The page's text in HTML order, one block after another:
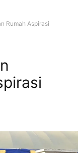
Rumah Aspirasi